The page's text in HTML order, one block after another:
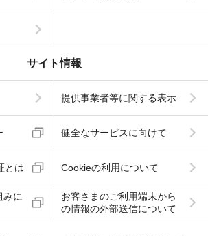
サイト情報
提供事業者等に関する表示
健全なサービスに向けて
とは Cookieの利用について
みに
お客さまのご利用端末から
の情報の外部送信について